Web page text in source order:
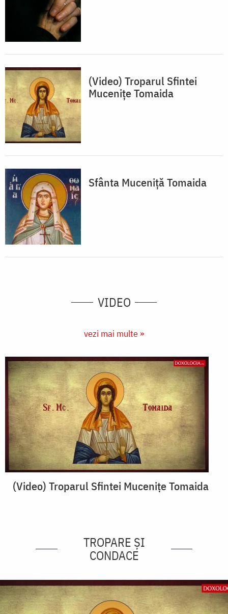
(Video) Troparul Sfintei
Mucenițe Tomaida
Sfânta Muceniţă Tomaida
VIDEO
vezi mai multe »
(Video) Troparul Sfintei Mucenițe Tomaida
TROPARE ȘI
CONDACE